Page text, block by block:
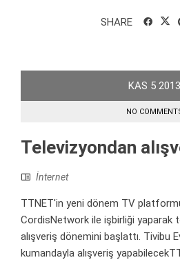
SHARE
KAS 5 2013
NO
Televizyondan
İnternet
TTNET'in yeni dönem TV
CordisNetwork ile işbirliği yaparak
alışveriş dönemini başlattı. Tivibu
kumandayla alışveriş